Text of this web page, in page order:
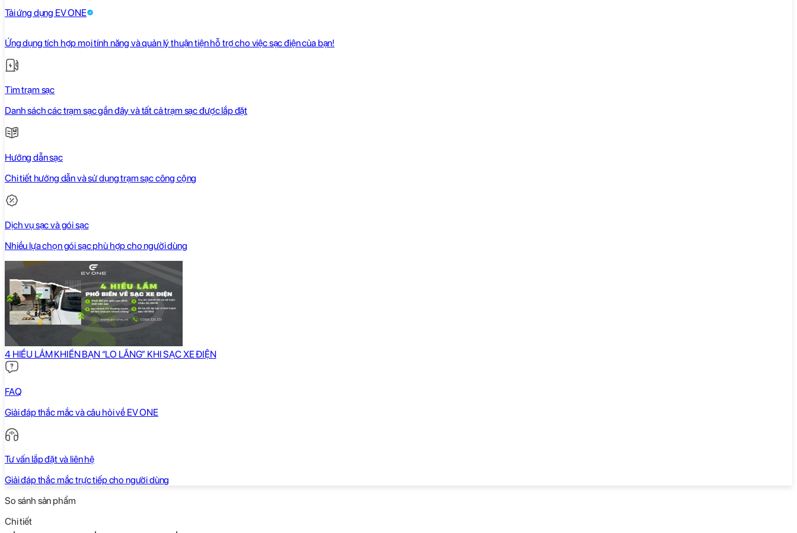
Tải ứng dụng EV ONE
Ứng dụng tích hợp mọi tính năng và quản lý thuận tiện hỗ trợ cho việc sạc điện của bạn!
Tìm trạm sạc
Danh sách các trạm sạc gần đây và tất cả trạm sạc được lắp đặt
Hướng dẫn sạc
Chi tiết hướng dẫn và sử dụng trạm sạc công cộng
Dịch vụ sạc và gói sạc
Nhiều lựa chọn gói sạc phù hợp cho người dùng
4 HIỂU LẦM KHIẾN BẠN “LO LẮNG” KHI SẠC XE ĐIỆN
FAQ
Giải đáp thắc mắc và câu hỏi về EV ONE
Tư vấn lắp đặt và liên hệ
Giải đáp thắc mắc trực tiếp cho người dùng
So sánh sản phẩm
Chi tiết